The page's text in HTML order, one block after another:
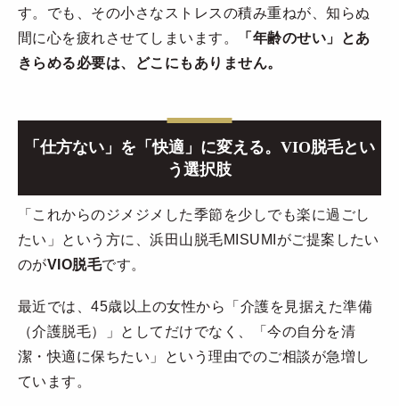
す。でも、その小さなストレスの積み重ねが、知らぬ
間に心を疲れさせてしまいます。
「年齢のせい」とあ
きらめる必要は、どこにもありません。
「仕方ない」を「快適」に変える。VIO脱毛とい
う選択肢
「これからのジメジメした季節を少しでも楽に過ごし
たい」という方に、浜田山脱毛MISUMIがご提案したい
のがVIO脱毛です。
最近では、45歳以上の女性から「介護を見据えた準備
（介護脱毛）」としてだけでなく、「今の自分を清
潔・快適に保ちたい」という理由でのご相談が急増し
ています。